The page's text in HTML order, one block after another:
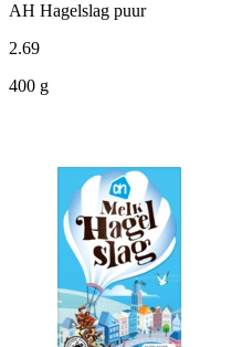
AH Hagelslag puur
2.69
400 g